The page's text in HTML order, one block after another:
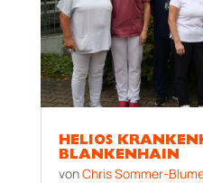
HELIOS
BLANKENHAIN
vonChris Sommer-